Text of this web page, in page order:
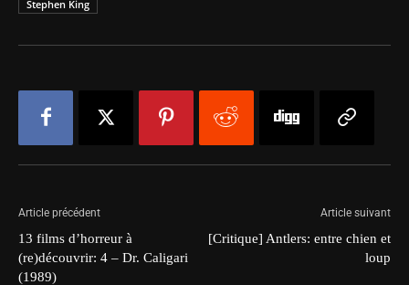
Stephen King
Article précédent
13 films d’horreur à
(re)découvrir: 4 – Dr. Caligari
(1989)
Article suivant
[Critique] Antlers: entre chien et
loup